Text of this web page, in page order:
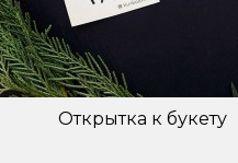
Открытка к букету